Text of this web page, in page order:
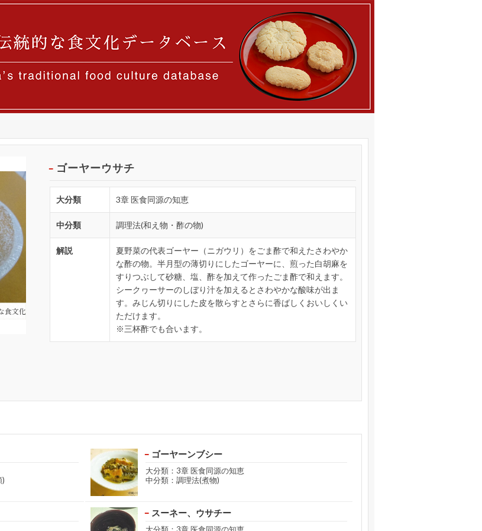
ゴーヤーウサチ
大分類 3章 医食同源の知恵
中分類 調理法(和え物・酢の物)
解説
夏野菜の代表ゴーヤー（ニガウリ）をごま酢で和えたさわやか
な酢の物。半月型の薄切りにしたゴーヤーに、煎った白胡麻を
すりつぶして砂糖、塩、酢を加えて作ったごま酢で和えます。
シークヮーサーのしぼり汁を加えるとさわやかな酸味が出ま
す。みじん切りにした皮を散らすとさらに香ばしくおいしくい
ただけます。
※三杯酢でも合います。
)
ゴーヤーンブシー
大分類：3章 医食同源の知恵
中分類：調理法(煮物)
スーネー、ウサチー
大分類：3章 医食同源の知恵